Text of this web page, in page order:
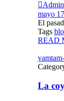

mayo
El
Tags
READ
La